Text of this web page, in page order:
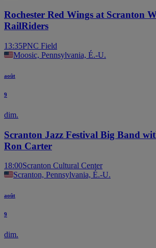
Rochester Red Wings at Scranton
RailRiders
13:35PNC Field
Moosic, Pennsylvania, É.-U.
août
9
dim.
Scranton Jazz Festival Big Band
Ron Carter
18:00Scranton Cultural Center
Scranton, Pennsylvania, É.-U.
août
9
dim.